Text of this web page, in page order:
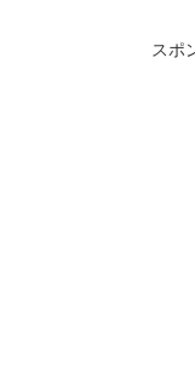
スポ